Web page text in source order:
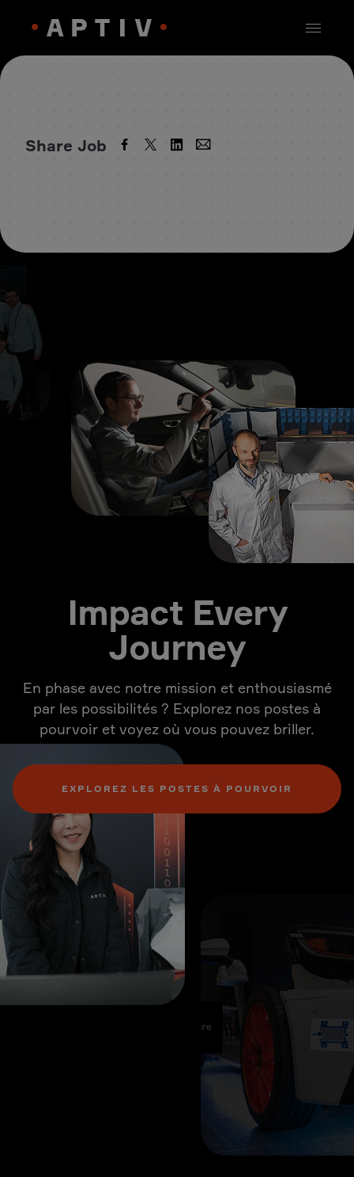
Share Job
Impact Every
Journey
En phase avec notre mission et enthousiasmé
par les possibilités ? Explorez nos postes à
pourvoir et voyez où vous pouvez briller.
EXPLOREZ LES POSTES À POURVOIR